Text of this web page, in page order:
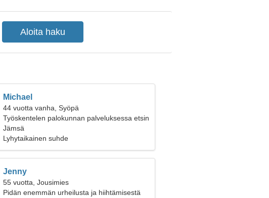
Michael
44 vuotta vanha, Syöpä
Työskentelen palokunnan palveluksessa etsin
kilttiä naista
Jämsä
Lyhytaikainen suhde
Jenny
55 vuotta, Jousimies
Pidän enemmän urheilusta ja hiihtämisestä